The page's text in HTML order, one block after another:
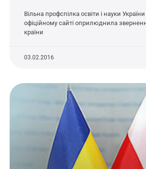
Вільна профспілка освіти і науки
офіційному сайті оприлюднила
країни
03.02.2016